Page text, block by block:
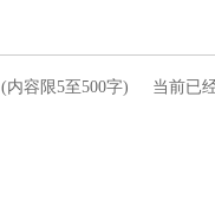
(内容限5至500字) 当前已